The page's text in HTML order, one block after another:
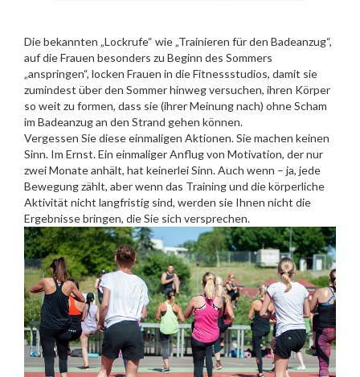
Die bekannten „Lockrufe“ wie „Trainieren für den Badeanzug“,
auf die Frauen besonders zu Beginn des Sommers
„anspringen“, locken Frauen in die Fitnessstudios, damit sie
zumindest über den Sommer hinweg versuchen, ihren Körper
so weit zu formen, dass sie (ihrer Meinung nach) ohne Scham
im Badeanzug an den Strand gehen können.
Vergessen Sie diese einmaligen Aktionen. Sie machen keinen
Sinn. Im Ernst. Ein einmaliger Anflug von Motivation, der nur
zwei Monate anhält, hat keinerlei Sinn. Auch wenn – ja, jede
Bewegung zählt, aber wenn das Training und die körperliche
Aktivität nicht langfristig sind, werden sie Ihnen nicht die
Ergebnisse bringen, die Sie sich versprechen.